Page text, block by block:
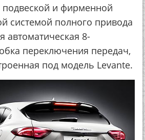
подвеской и фирменной
системой полного привода
автоматическая 8-
переключения передач,
под модель Levante.